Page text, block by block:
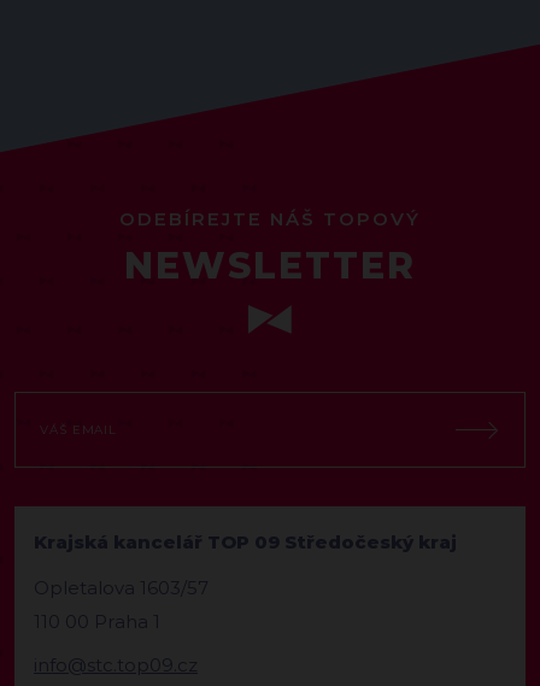
ODEBÍREJTE NÁŠ TOPOVÝ
NEWSLETTER
Krajská kancelář TOP 09 Středočeský kraj
Opletalova 1603/57
110 00 Praha 1
info@stc.top09.cz